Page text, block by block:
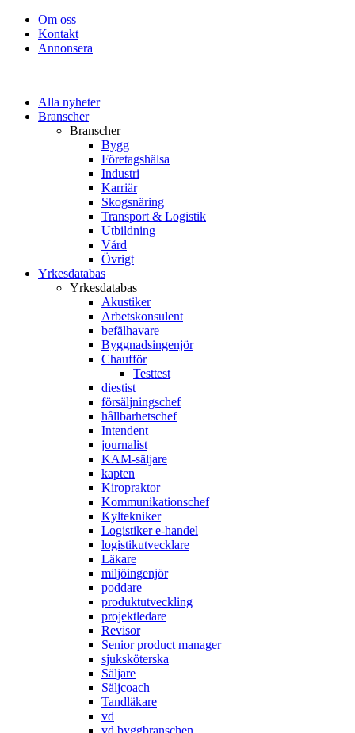
Om oss
Kontakt
Annonsera
Alla nyheter
Branscher
Branscher
Bygg
Företagshälsa
Industri
Karriär
Skogsnäring
Transport & Logistik
Utbildning
Vård
Övrigt
Yrkesdatabas
Yrkesdatabas
Akustiker
Arbetskonsulent
befälhavare
Byggnadsingenjör
Chaufför
Testtest
diestist
försäljningschef
hållbarhetschef
Intendent
journalist
KAM-säljare
kapten
Kiropraktor
Kommunikationschef
Kyltekniker
Logistiker e-handel
logistikutvecklare
Läkare
miljöingenjör
poddare
produktutveckling
projektledare
Revisor
Senior product manager
sjuksköterska
Säljare
Säljcoach
Tandläkare
vd
vd byggbranschen